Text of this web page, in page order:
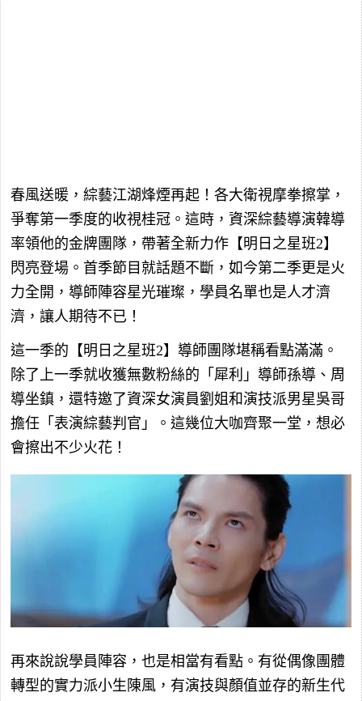
春風送暖，綜藝江湖烽煙再起！各大衛視摩拳擦掌，
爭奪第一季度的收視桂冠。這時，資深綜藝導演韓導
率領他的金牌團隊，帶著全新力作【明日之星班2】
閃亮登場。首季節目就話題不斷，如今第二季更是火
力全開，導師陣容星光璀璨，學員名單也是人才濟
濟，讓人期待不已！
這一季的【明日之星班2】導師團隊堪稱看點滿滿。
除了上一季就收獲無數粉絲的「犀利」導師孫導、周
導坐鎮，還特邀了資深女演員劉姐和演技派男星吳哥
擔任「表演綜藝判官」。這幾位大咖齊聚一堂，想必
會擦出不少火花！
再來說說學員陣容，也是相當有看點。有從偶像團體
轉型的實力派小生陳風，有演技與顏值並存的新生代